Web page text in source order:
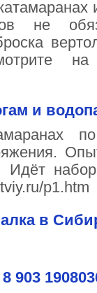
не
на
и
p1.htm
в
903